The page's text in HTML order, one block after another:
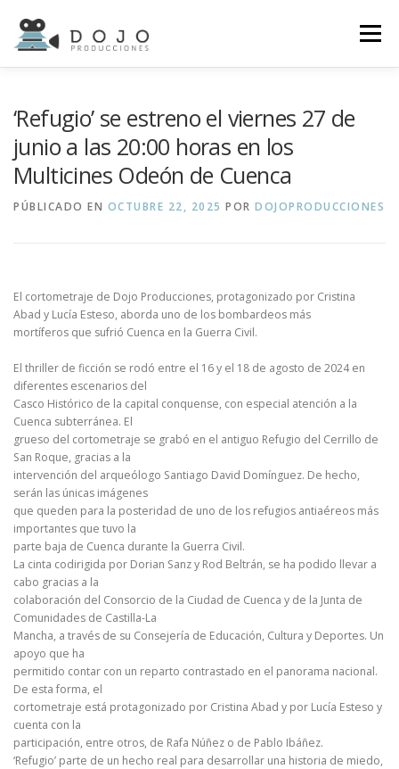
contenido
Menú
NOTICIAS CONTACTO
‘Refugio’ se estreno el viernes 27 de
junio a las 20:00 horas en los
Multicines Odeón de Cuenca
PÚBLICADO EN OCTUBRE 22, 2025 POR DOJOPRODUCCIONES
El cortometraje de Dojo Producciones, protagonizado por Cristina
Abad y Lucía Esteso, aborda uno de los bombardeos más
mortíferos que sufrió Cuenca en la Guerra Civil.
El thriller de ficción se rodó entre el 16 y el 18 de agosto de 2024 en
diferentes escenarios del
Casco Histórico de la capital conquense, con especial atención a la
Cuenca subterránea. El
grueso del cortometraje se grabó en el antiguo Refugio del Cerrillo de
San Roque, gracias a la
intervención del arqueólogo Santiago David Domínguez. De hecho,
serán las únicas imágenes
que queden para la posteridad de uno de los refugios antiaéreos más
importantes que tuvo la
parte baja de Cuenca durante la Guerra Civil.
La cinta codirigida por Dorian Sanz y Rod Beltrán, se ha podido llevar a
cabo gracias a la
colaboración del Consorcio de la Ciudad de Cuenca y de la Junta de
Comunidades de Castilla-La
Mancha, a través de su Consejería de Educación, Cultura y Deportes. Un
apoyo que ha
permitido contar con un reparto contrastado en el panorama nacional.
De esta forma, el
cortometraje está protagonizado por Cristina Abad y por Lucía Esteso y
cuenta con la
participación, entre otros, de Rafa Núñez o de Pablo Ibáñez.
‘Refugio’ parte de un hecho real para desarrollar una historia de miedo,